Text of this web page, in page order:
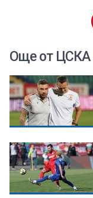
Още от ЦСКА